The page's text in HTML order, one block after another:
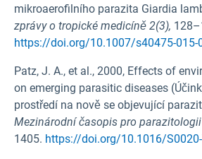
mikroaerofilního parazita Giardia
zprávy o tropické medicíně 2(3),
https://doi.org/10.1007/s40475-015-
Patz, J. A., et al., 2000, Effects of
on emerging parasitic diseases
prostředí na nově se objevující
Mezinárodní časopis pro parazitologii
1405. https://doi.org/10.1016/